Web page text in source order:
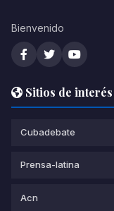
Bienvenido
Sitios de interés
Cubadebate
Prensa-latina
Acn